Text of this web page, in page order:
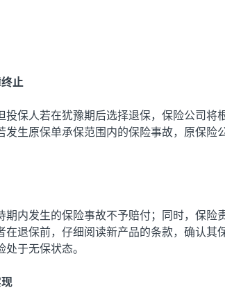
止
保人若在犹豫期后选择退保，保险公司将
生原保单承保范围内的保险事故，原保险
内发生的保险事故不予赔付；同时，保险
退保前，仔细阅读新产品的条款，确认其
处于无保状态。